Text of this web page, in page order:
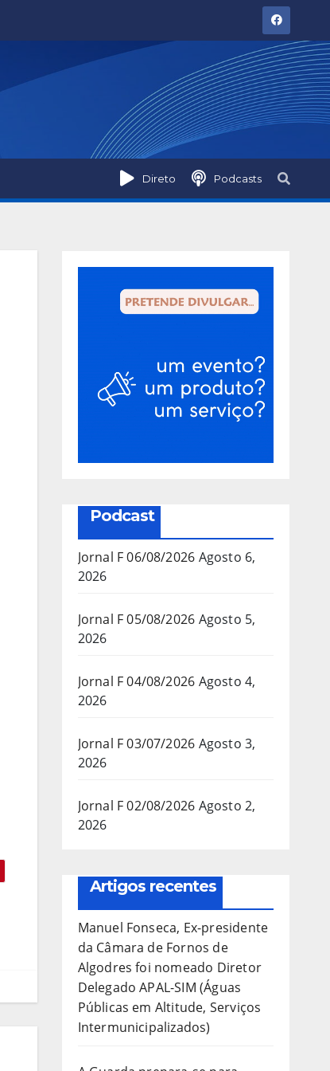
Direto Podcasts
Podcast
Jornal F 06/08/2026 Agosto 6,
2026
Jornal F 05/08/2026 Agosto 5,
2026
Jornal F 04/08/2026 Agosto 4,
2026
Jornal F 03/07/2026 Agosto 3,
2026
Jornal F 02/08/2026 Agosto 2,
2026
Artigos recentes
Manuel Fonseca, Ex-presidente
da Câmara de Fornos de
Algodres foi nomeado Diretor
Delegado APAL-SIM (Águas
Públicas em Altitude, Serviços
Intermunicipalizados)